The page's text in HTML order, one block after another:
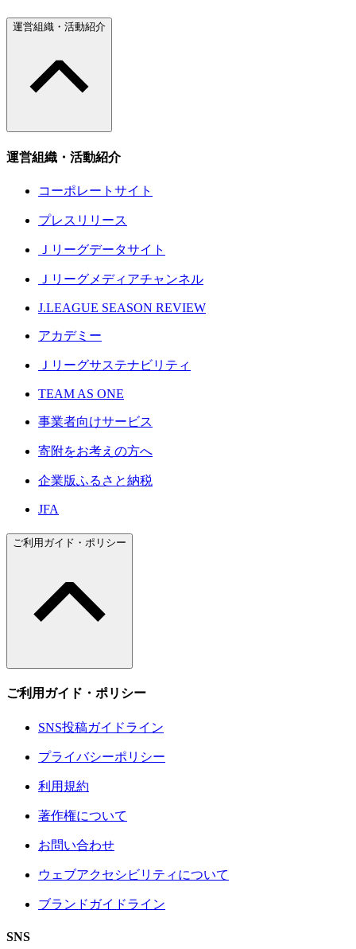
運営組織・活動紹介
運営組織・活動紹介
コーポレートサイト
プレスリリース
Ｊリーグデータサイト
Ｊリーグメディアチャンネル
J.LEAGUE SEASON REVIEW
アカデミー
Ｊリーグサステナビリティ
TEAM AS ONE
事業者向けサービス
寄附をお考えの方へ
企業版ふるさと納税
JFA
ご利用ガイド・ポリシー
ご利用ガイド・ポリシー
SNS投稿ガイドライン
プライバシーポリシー
利用規約
著作権について
お問い合わせ
ウェブアクセシビリティについて
ブランドガイドライン
SNS